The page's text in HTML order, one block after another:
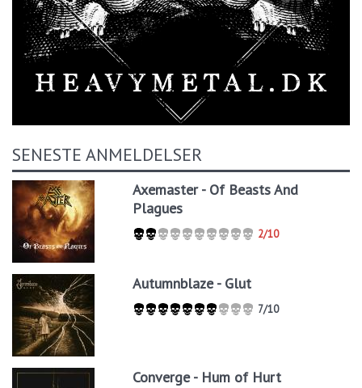
SENESTE ANMELDELSER
Axemaster - Of Beasts And
Plagues
2/10
Autumnblaze - Glut
7/10
Converge - Hum of Hurt